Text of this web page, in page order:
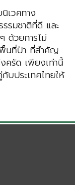
เวศทาง
รมชาติที่ดี และ
ด้วยการไม่
พื้นที่ป่า ที่สำคัญ
ครัด เพียงเท่านี้
บประเทศไทยให้